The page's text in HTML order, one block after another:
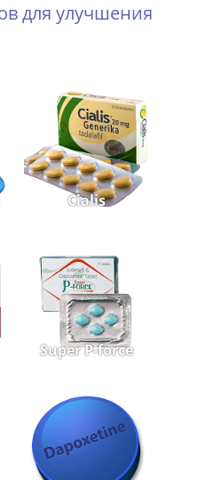
для улучшения
Cialis
Super P-force